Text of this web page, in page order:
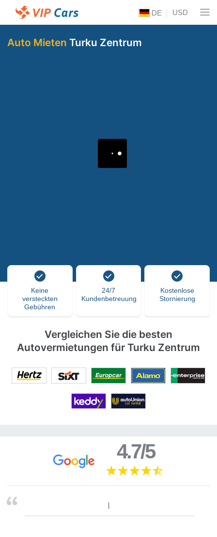
DE USD
Auto Mieten Turku Zentrum
Keine
versteckten
Gebühren
24/7
Kundenbetreuung
Kostenlose
Stornierung
Vergleichen Sie die besten
Autovermietungen für Turku Zentrum
4.7/5